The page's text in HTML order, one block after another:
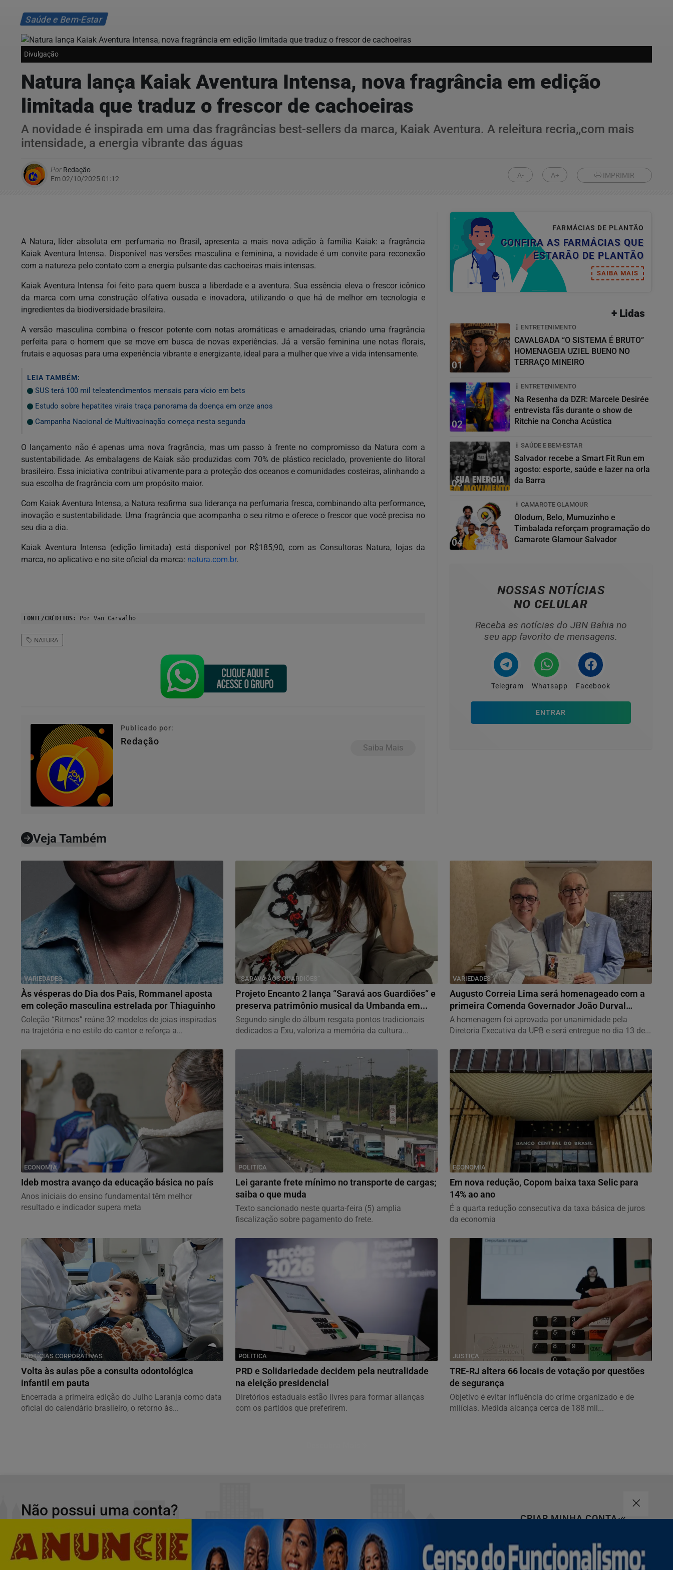
Saúde e Bem-Estar
Divulgação
Natura lança Kaiak Aventura Intensa, nova fragrância em edição
limitada que traduz o frescor de cachoeiras
A novidade é inspirada em uma das fragrâncias best-sellers da marca, Kaiak Aventura. A releitura recria,,com mais
intensidade, a energia vibrante das águas
Por Redação
Em 02/10/2025 01:12
A- A+ IMPRIMIR
A Natura, líder absoluta em perfumaria no Brasil, apresenta a mais nova adição à família Kaiak: a fragrância
Kaiak Aventura Intensa. Disponível nas versões masculina e feminina, a novidade é um convite para reconexão
com a natureza pelo contato com a energia pulsante das cachoeiras mais intensas.
Kaiak Aventura Intensa foi feito para quem busca a liberdade e a aventura. Sua essência eleva o frescor icônico
da marca com uma construção olfativa ousada e inovadora, utilizando o que há de melhor em tecnologia e
ingredientes da biodiversidade brasileira.
A versão masculina combina o frescor potente com notas aromáticas e amadeiradas, criando uma fragrância
perfeita para o homem que se move em busca de novas experiências. Já a versão feminina une notas florais,
frutais e aquosas para uma experiência vibrante e energizante, ideal para a mulher que vive a vida intensamente.
LEIA TAMBÉM:
SUS terá 100 mil teleatendimentos mensais para vício em bets
Estudo sobre hepatites virais traça panorama da doença em onze anos
Campanha Nacional de Multivacinação começa nesta segunda
O lançamento não é apenas uma nova fragrância, mas um passo à frente no compromisso da Natura com a
sustentabilidade. As embalagens de Kaiak são produzidas com 70% de plástico reciclado, proveniente do litoral
brasileiro. Essa iniciativa contribui ativamente para a proteção dos oceanos e comunidades costeiras, alinhando a
sua escolha de fragrância com um propósito maior.
Com Kaiak Aventura Intensa, a Natura reafirma sua liderança na perfumaria fresca, combinando alta performance,
inovação e sustentabilidade. Uma fragrância que acompanha o seu ritmo e oferece o frescor que você precisa no
seu dia a dia.
Kaiak Aventura Intensa (edição limitada) está disponível por R$185,90, com as Consultoras Natura, lojas da
marca, no aplicativo e no site oficial da marca: natura.com.br.
FONTE/CRÉDITOS: Por Van Carvalho
NATURA
Publicado por:
Redação
Saiba Mais
FARMÁCIAS DE PLANTÃO
CONFIRA AS FARMÁCIAS QUE
ESTARÃO DE PLANTÃO
SAIBA MAIS
+ Lidas
01
ENTRETENIMENTO
CAVALGADA “O SISTEMA É BRUTO”
HOMENAGEIA UZIEL BUENO NO
TERRAÇO MINEIRO
02
ENTRETENIMENTO
Na Resenha da DZR: Marcele Desirée
entrevista fãs durante o show de
Ritchie na Concha Acústica
03
SAÚDE E BEM-ESTAR
Salvador recebe a Smart Fit Run em
agosto: esporte, saúde e lazer na orla
da Barra
04
CAMAROTE GLAMOUR
Olodum, Belo, Mumuzinho e
Timbalada reforçam programação do
Camarote Glamour Salvador
NOSSAS NOTÍCIAS
NO CELULAR
Receba as notícias do JBN Bahia no
seu app favorito de mensagens.
Telegram Whatsapp Facebook
ENTRAR
Veja Também
VARIEDADES
Às vésperas do Dia dos Pais, Rommanel aposta
em coleção masculina estrelada por Thiaguinho
Coleção “Ritmos” reúne 32 modelos de joias inspiradas
na trajetória e no estilo do cantor e reforça a...
“SARAVÁ AOS GUARDIÕES”
Projeto Encanto 2 lança “Saravá aos Guardiões” e
preserva patrimônio musical da Umbanda em...
Segundo single do álbum resgata pontos tradicionais
dedicados a Exu, valoriza a memória da cultura...
VARIEDADES
Augusto Correia Lima será homenageado com a
primeira Comenda Governador João Durval
Carneiro...
A homenagem foi aprovada por unanimidade pela
Diretoria Executiva da UPB e será entregue no dia 13 de...
ECONOMIA
Ideb mostra avanço da educação básica no país
Anos iniciais do ensino fundamental têm melhor
resultado e indicador supera meta
POLITICA
Lei garante frete mínimo no transporte de cargas;
saiba o que muda
Texto sancionado neste quarta-feira (5) amplia
fiscalização sobre pagamento do frete.
ECONOMIA
Em nova redução, Copom baixa taxa Selic para
14% ao ano
É a quarta redução consecutiva da taxa básica de juros
da economia
NOTÍCIAS CORPORATIVAS
Volta às aulas põe a consulta odontológica
infantil em pauta
Encerrada a primeira edição do Julho Laranja como data
oficial do calendário brasileiro, o retorno às...
POLITICA
PRD e Solidariedade decidem pela neutralidade
na eleição presidencial
Diretórios estaduais estão livres para formar alianças
com os partidos que preferirem.
JUSTIÇA
TRE-RJ altera 66 locais de votação por questões
de segurança
Objetivo é evitar influência do crime organizado e de
milícias. Medida alcança cerca de 188 mil...
Não possui uma conta?
Você pode ler matérias exclusivas, anunciar classificados e muito mais!
CRIAR MINHA CONTA